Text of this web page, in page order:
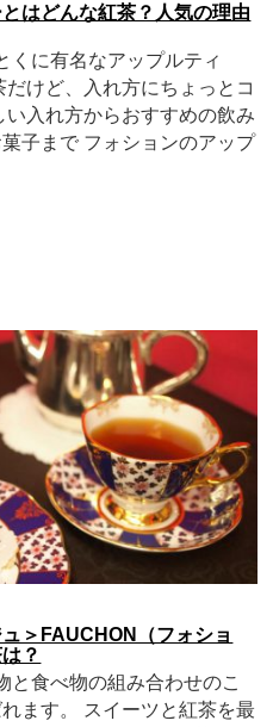
はどんな紅茶？人気の理由
くに有名なアップルティ
けど、入れ方にちょっとコ
入れ方からおすすめの飲み
子まで フォションのアップ
＞FAUCHON（フォショ
？
と食べ物の組み合わせのこ
ます。 スイーツと紅茶を最